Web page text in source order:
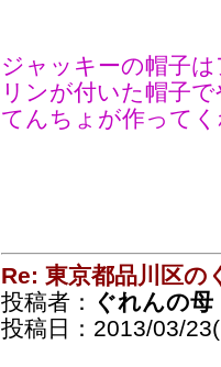
ジャッキーの帽子
リンが付いた帽子
てんちょが作って
Re: 東京都品川区の
投稿者：
ぐれんの母
投稿日：2013/03/